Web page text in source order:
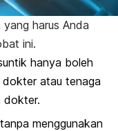
harus Anda
ini.
hanya boleh
atau tenaga
dokter.
menggunakan